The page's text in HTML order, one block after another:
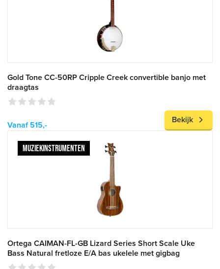
Gold Tone CC-50RP Cripple Creek convertible banjo met
draagtas
Vanaf 515,-
Bekijk
MUZIEKINSTRUMENTEN
Ortega CAIMAN-FL-GB Lizard Series Short Scale Uke
Bass Natural fretloze E/A bas ukelele met gigbag